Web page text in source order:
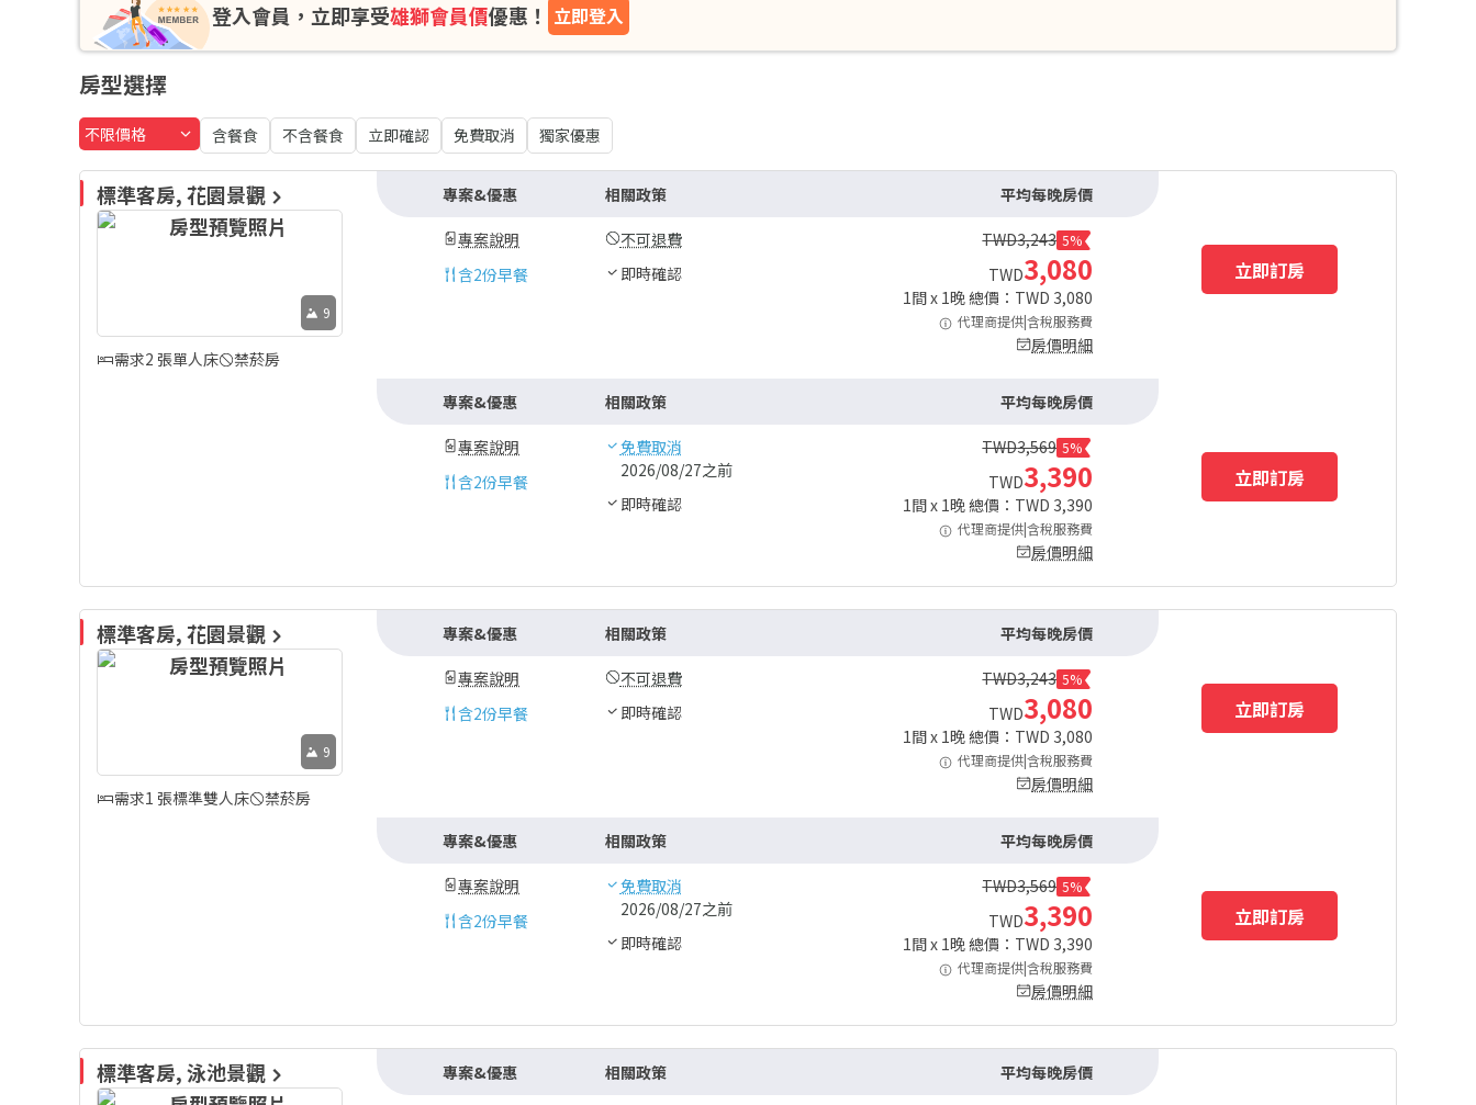
登入會員，立即享受雄獅會員價優惠！ 立即登入
房型選擇
不限價格 含餐食 不含餐食 立即確認 免費取消 獨家優惠
標準客房, 花園景觀
9
需求2 張單人床 禁菸房
專案&優惠 相關政策 平均每晚房價
專案說明
含2份早餐
不可退費
即時確認
TWD3,243 5%
TWD3,080
1間 x 1晚 總價：TWD 3,080
代理商提供|含稅服務費
房價明細
立即訂房
專案&優惠 相關政策 平均每晚房價
專案說明
含2份早餐
免費取消
2026/08/27之前
即時確認
TWD3,569 5%
TWD3,390
1間 x 1晚 總價：TWD 3,390
代理商提供|含稅服務費
房價明細
立即訂房
標準客房, 花園景觀
9
需求1 張標準雙人床 禁菸房
專案&優惠 相關政策 平均每晚房價
專案說明
含2份早餐
不可退費
即時確認
TWD3,243 5%
TWD3,080
1間 x 1晚 總價：TWD 3,080
代理商提供|含稅服務費
房價明細
立即訂房
專案&優惠 相關政策 平均每晚房價
專案說明
含2份早餐
免費取消
2026/08/27之前
即時確認
TWD3,569 5%
TWD3,390
1間 x 1晚 總價：TWD 3,390
代理商提供|含稅服務費
房價明細
立即訂房
標準客房, 泳池景觀 專案&優惠 相關政策 平均每晚房價